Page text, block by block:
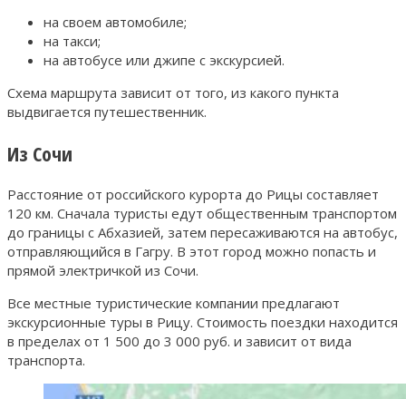
на своем автомобиле;
на такси;
на автобусе или джипе с экскурсией.
Схема маршрута зависит от того, из какого пункта
выдвигается путешественник.
Из Сочи
Расстояние от российского курорта до Рицы составляет
120 км. Сначала туристы едут общественным транспортом
до границы с Абхазией, затем пересаживаются на автобус,
отправляющийся в Гагру. В этот город можно попасть и
прямой электричкой из Сочи.
Все местные туристические компании предлагают
экскурсионные туры в Рицу. Стоимость поездки находится
в пределах от 1 500 до 3 000 руб. и зависит от вида
транспорта.